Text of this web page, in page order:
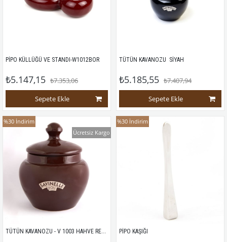
PİPO KÜLLÜĞÜ VE STANDI-W1012BOR
₺5.147,15 ₺7.353,06
Sepete Ekle
TÜTÜN KAVANOZU  SİYAH
₺5.185,55 ₺7.407,94
Sepete Ekle
TÜTÜN KAVANOZU - V 1003 HAHVE RENGİ
%30 İndirim
Ücretsiz Kargo
PİPO KAŞIĞI
%30 İndirim